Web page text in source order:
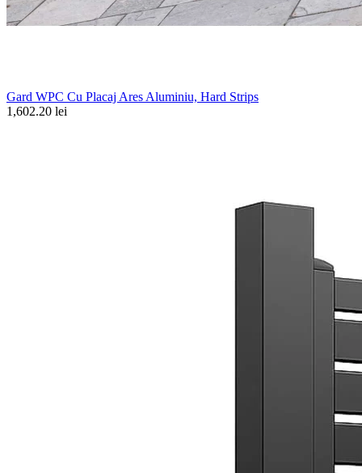
Gard WPC Cu Placaj Ares Aluminiu, Hard Strips
1,602.20 lei